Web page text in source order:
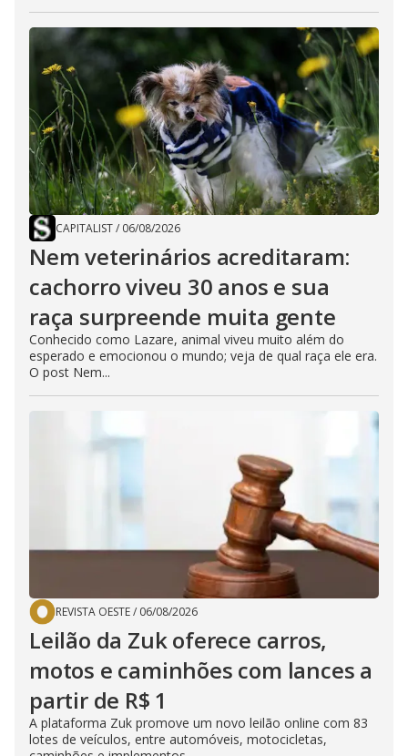
CAPITALIST/ 06/08/2026
Nem veterinários acreditaram:
cachorro viveu 30 anos e sua
raça surpreende muita gente
Conhecido como Lazare, animal viveu muito além do
esperado e emocionou o mundo; veja de qual raça ele era.
O post Nem...
REVISTA OESTE/ 06/08/2026
Leilão da Zuk oferece carros,
motos e caminhões com lances a
partir de R$ 1
A plataforma Zuk promove um novo leilão online com 83
lotes de veículos, entre automóveis, motocicletas,